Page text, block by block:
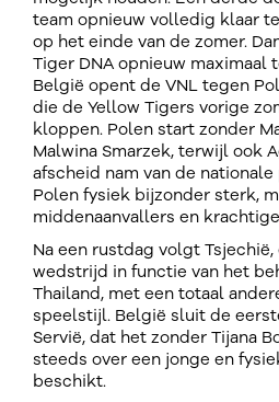
team opnieuw volledig klaar
op het einde van de zomer.
Tiger DNA opnieuw maximaal
België opent de VNL tegen
die de Yellow Tigers vorige
kloppen. Polen start zonder
Malwina Smarzek, terwijl ook
afscheid nam van de
Polen fysiek bijzonder sterk,
middenaanvallers en
Na een rustdag volgt
wedstrijd in functie van het
Thailand, met een totaal
speelstijl. België sluit de
Servië, dat het zonder Tijana
steeds over een jonge en
beschikt.